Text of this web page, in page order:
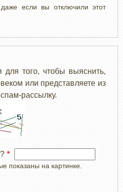
если вы отключили этот
для того, чтобы выяснить,
или представляете из
рассылку.
показаны на картинке.